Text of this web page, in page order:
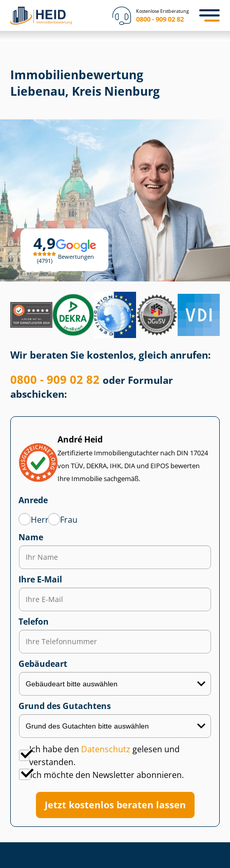
Kostenlose Erstberatung
0800 - 909 02 82
4,9
4791
Bewertungen
Immobilien­bewertung
Liebenau, Kreis Nienburg
Wir beraten Sie kostenlos, gleich anrufen:
0800 - 909 02 82 oder Formular
abschicken:
André Heid
Zertifizierte Im­mo­bi­li­en­gut­ach­ter nach DIN 17024
von TÜV, DEKRA, IHK, DIA und EIPOS bewerten
Ihre Immobilie sachgemäß.
Anrede
Herr
Frau
Name
Ihre E-Mail
Telefon
Gebäudeart
Grund des Gutachtens
Ich habe den Datenschutz gelesen und
verstanden.
Ich möchte den Newsletter abonnieren.
Jetzt kostenlos beraten lassen